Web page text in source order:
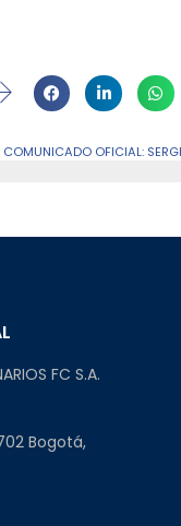
COMUNICADO OFICIAL:
FC S.A.
Bogotá,